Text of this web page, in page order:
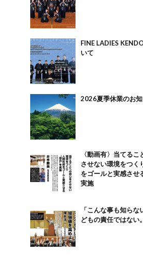
FINE LADIES
いて
2026夏季休業のお
〈動画有〉当てるこ
させない環境をつく
をゴールと実感させ
実施
「こんな事も知らな
どもの責任ではない。